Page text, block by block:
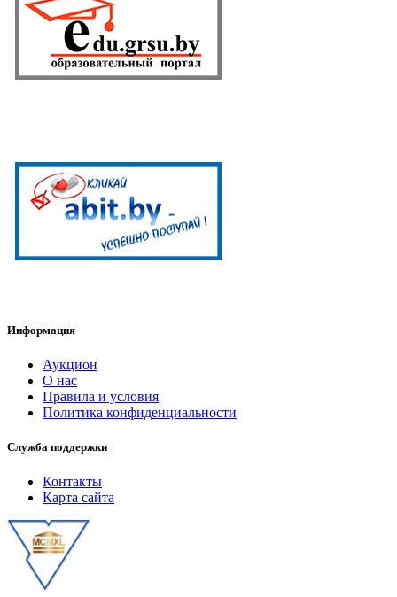
Информация
Аукцион
О нас
Правила и условия
Политика конфиденциальности
Служба поддержки
Контакты
Карта сайта